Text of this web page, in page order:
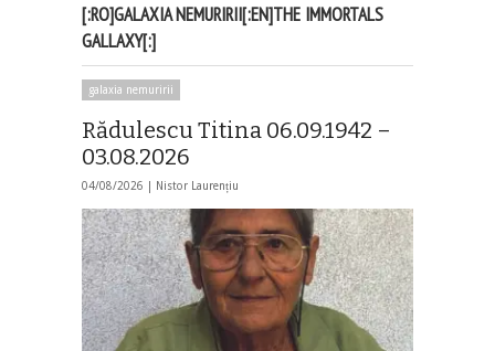
[:RO]GALAXIA NEMURIRII[:EN]THE IMMORTALS
GALLAXY[:]
galaxia nemuririi
Rădulescu Titina 06.09.1942 –
03.08.2026
04/08/2026 | Nistor Laurențiu